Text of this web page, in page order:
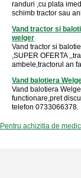
randuri ,cu plata
schimb tractor sau
Vand tractor si
welger
Vand tractor si
,SUPER OFERTA
ambele,tractorul an
Vand balotiera
Vand balotiera
functionare,pret
telefon 0733066378.
Pentru achizitia de